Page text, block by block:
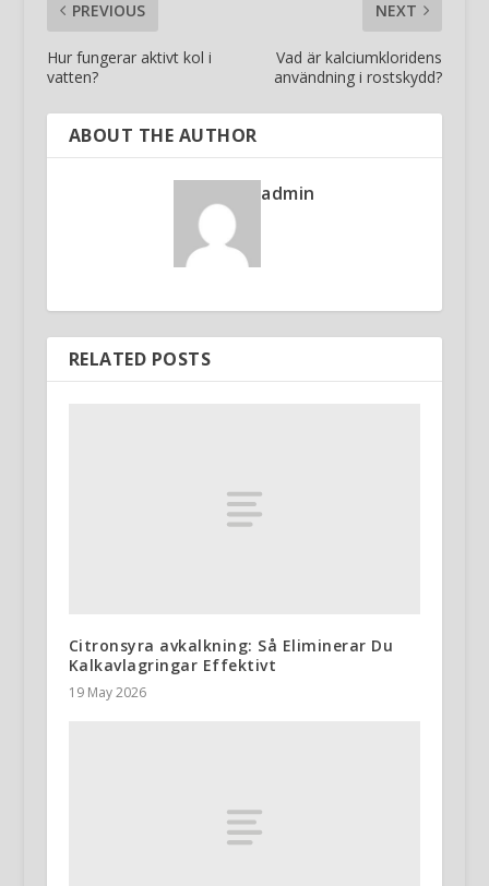
PREVIOUS
Hur fungerar aktivt kol i
vatten?
NEXT
Vad är kalciumkloridens
användning i rostskydd?
ABOUT THE AUTHOR
admin
RELATED POSTS
Citronsyra avkalkning: Så Eliminerar Du
Kalkavlagringar Effektivt
19 May 2026